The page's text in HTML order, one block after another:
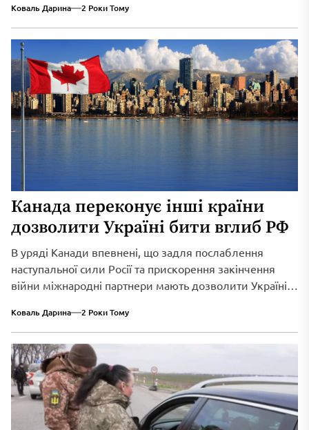
Коваль Дарина 2 Роки Тому
Канада переконує інші країни
дозволити Україні бити вглиб РФ
В уряді Канади впевнені, що задля послаблення
наступальної сили Росії та прискорення закінчення
війни міжнародні партнери мають дозволити Україні
обіймає пост міністерки закордонних справ Канади,
намагається переконати в цьому лідерів інших
держав.
Коваль Дарина 2 Роки Тому